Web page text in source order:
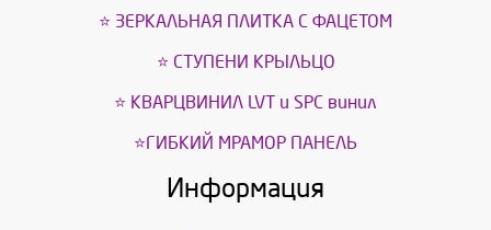
⭐ ЗЕРКАЛЬНАЯ ПЛИТКА С ФАЦЕТОМ
⭐ СТУПЕНИ КРЫЛЬЦО
⭐ КВАРЦВИНИЛ LVT и SPС винил
⭐ГИБКИЙ МРАМОР ПАНЕЛЬ
Информация